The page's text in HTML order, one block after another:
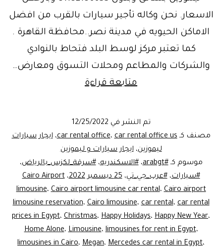
الاسعار. نحن وكاله تأجير سيارات بالقرب من افضل
الاماكن الحيويه في مدينة نصر..محافظة القاهرة .
كما تعتبر مركز لوسط البلد فتحاط بالنوادي
والشركات والمطاعم ومحلات التسوق ومعارض…
متابعة قراءة
مدينةنصر
..cars
rent
Nasr
city
تم النشر في 12/25/2022
مصنف كـ
car rental office،car rental office us ،ايجار سيارات
ليموزين،ايجار سيارات و ليموزين
موسوم كـ#arabgt ،#الاسكندريه،#سرقة_لكزس_بالرياض،
#سيارات،#عرب_جي_تي،25 ديسمبر 2022 ،Cairo Airport
limousine،Cairo airport limousine car rental،Cairo airport
limousine reservation،Cairo limousine،car rental،car rental
prices in Egypt، Christmas، Happy Holidays، Happy New Year،
Home Alone،Limousine،limousines for rent in Egypt،
limousines in Cairo، Megan، Mercedes car rental in Egypt،